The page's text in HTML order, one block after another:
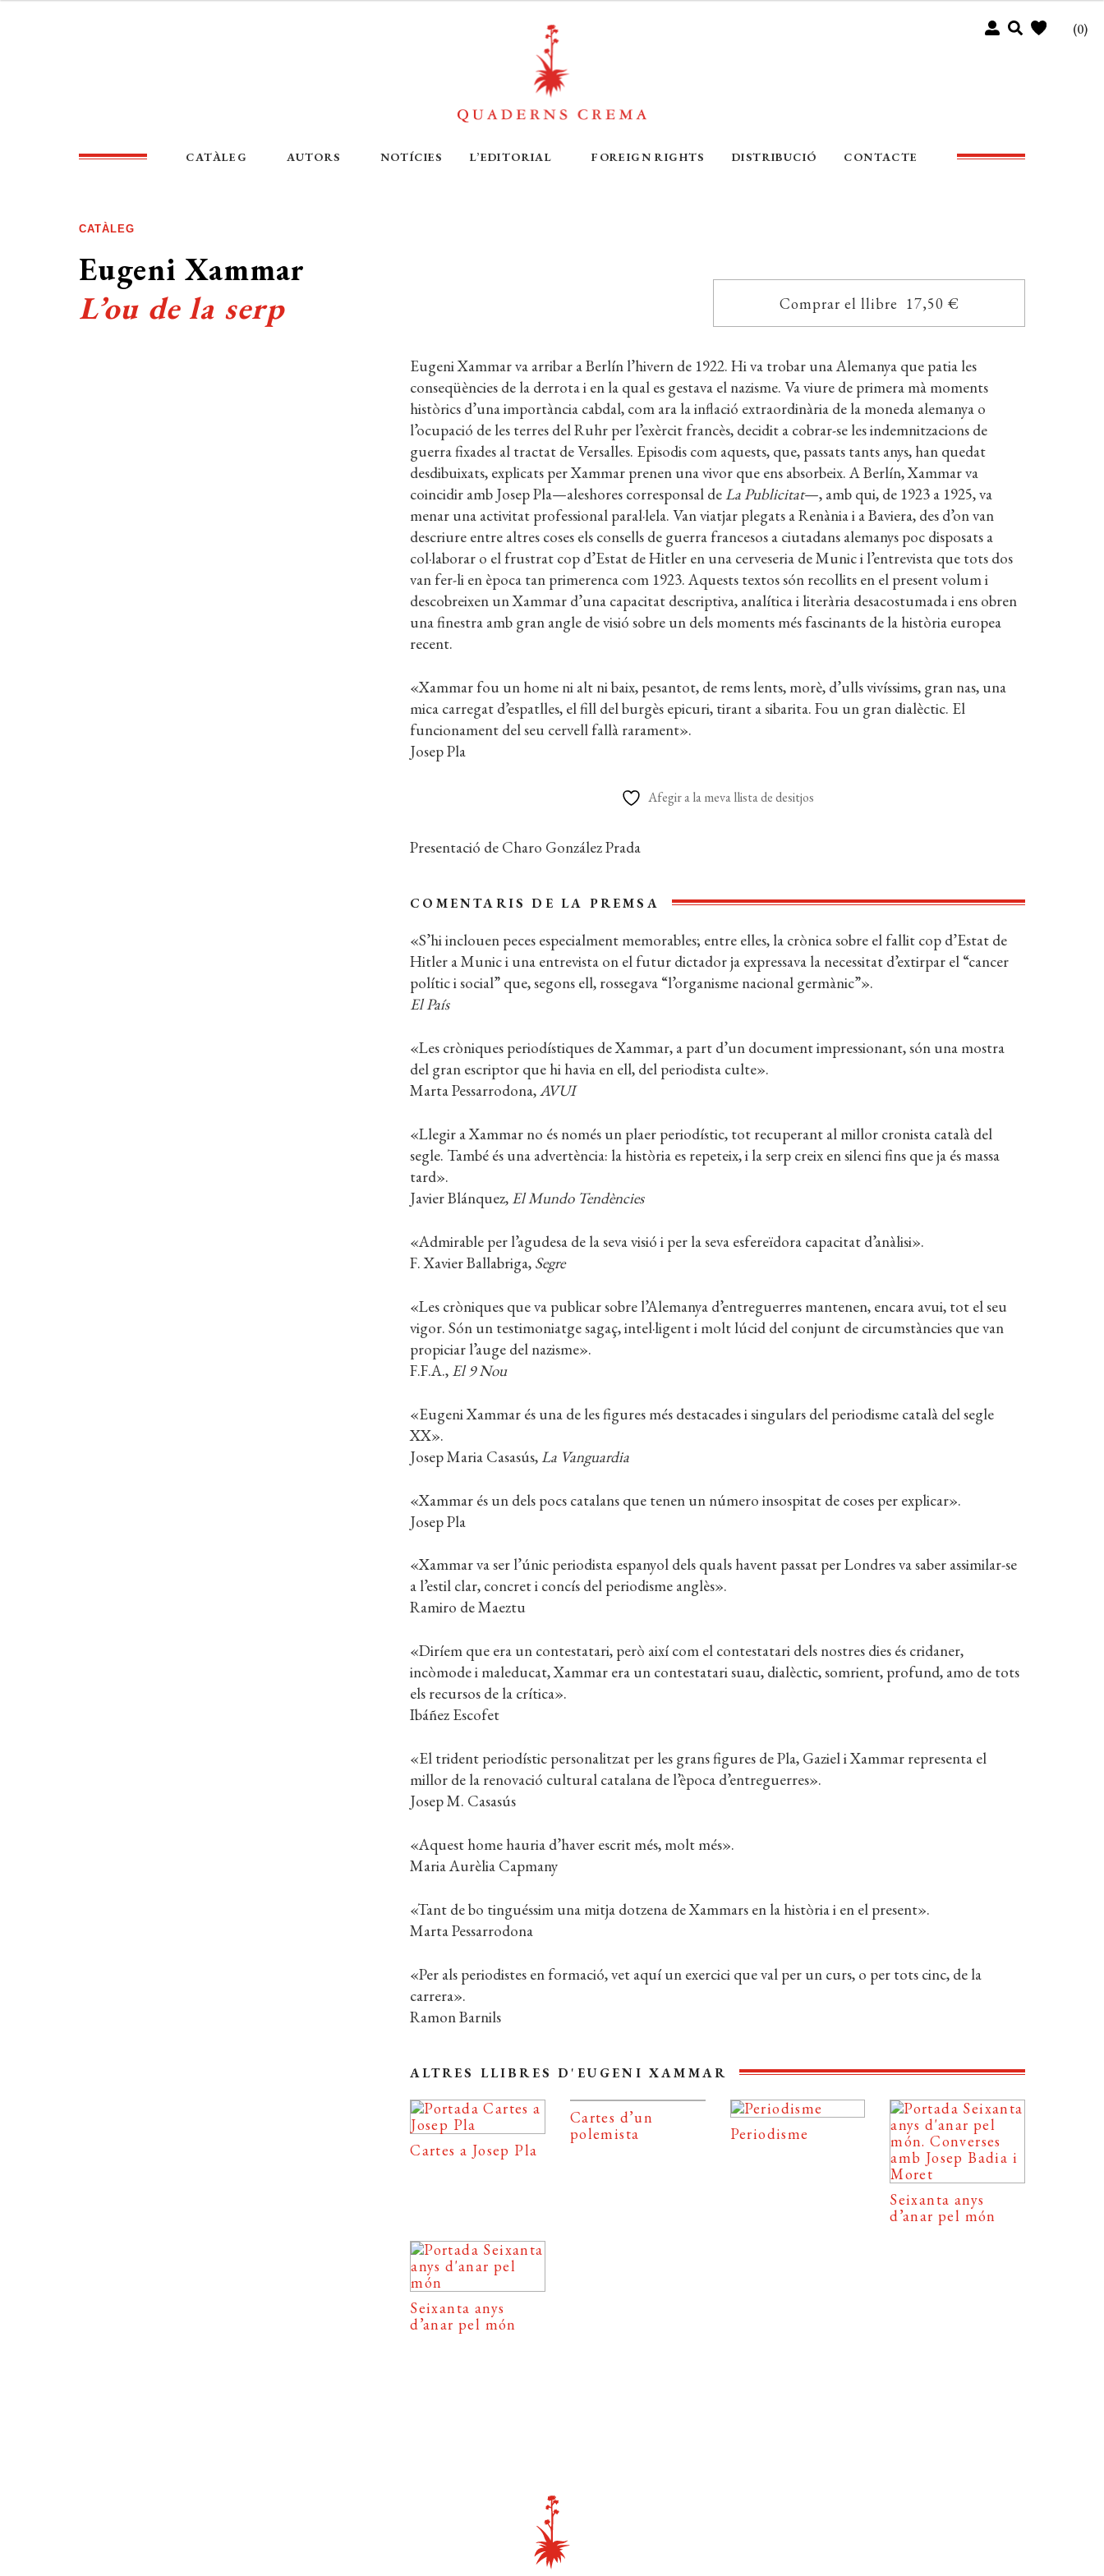
(0)
CATÀLEG AUTORS NOTÍCIES L’EDITORIAL FOREIGN RIGHTS DISTRIBUCIÓ CONTACTE
CATÀLEG
Eugeni Xammar
L’ou de la serp
Comprar el llibre 17,50 €
Eugeni Xammar va arribar a Berlín l’hivern de 1922. Hi va trobar una Alemanya que patia les
conseqüències de la derrota i en la qual es gestava el nazisme. Va viure de primera mà moments
històrics d’una importància cabdal, com ara la inflació extraordinària de la moneda alemanya o
l’ocupació de les terres del Ruhr per l’exèrcit francès, decidit a cobrar-se les indemnitzacions de
guerra fixades al tractat de Versalles. Episodis com aquests, que, passats tants anys, han quedat
desdibuixats, explicats per Xammar prenen una vivor que ens absorbeix. A Berlín, Xammar va
coincidir amb Josep Pla—aleshores corresponsal deLa Publicitat—, amb qui, de 1923 a 1925, va
menar una activitat professional paral·lela. Van viatjar plegats a Renània i a Baviera, des d’on van
descriure entre altres coses els consells de guerra francesos a ciutadans alemanys poc disposats a
col·laborar o el frustrat cop d’Estat de Hitler en una cerveseria de Munic i l’entrevista que tots dos
van fer-li en època tan primerenca com 1923. Aquests textos són recollits en el present volum i
descobreixen un Xammar d’una capacitat descriptiva, analítica i literària desacostumada i ens obren
una finestra amb gran angle de visió sobre un dels moments més fascinants de la història europea
recent.
«Xammar fou un home ni alt ni baix, pesantot, de rems lents, morè, d’ulls vivíssims, gran nas, una
mica carregat d’espatlles, el fill del burgès epicuri, tirant a sibarita. Fou un gran dialèctic. El
funcionament del seu cervell fallà rarament».
Josep Pla
Afegir a la meva llista de desitjos
Presentació de Charo González Prada
COMENTARIS DE LA PREMSA
«S’hi inclouen peces especialment memorables; entre elles, la crònica sobre el fallit cop d’Estat de
Hitler a Munic i una entrevista on el futur dictador ja expressava la necessitat d’extirpar el “cancer
polític i social” que, segons ell, rossegava “l’organisme nacional germànic”».
El País
«Les cròniques periodístiques de Xammar, a part d’un document impressionant, són una mostra
del gran escriptor que hi havia en ell, del periodista culte».
Marta Pessarrodona,AVUI
«Llegir a Xammar no és només un plaer periodístic, tot recuperant al millor cronista català del
segle. També és una advertència: la història es repeteix, i la serp creix en silenci fins que ja és massa
tard».
Javier Blánquez, El Mundo Tendències
«Admirable per l’agudesa de la seva visió i per la seva esfereïdora capacitat d’anàlisi».
F. Xavier Ballabriga, Segre
«Les cròniques que va publicar sobre l’Alemanya d’entreguerres mantenen, encara avui, tot el seu
vigor. Són un testimoniatge sagaç, intel·ligent i molt lúcid del conjunt de circumstàncies que van
propiciar l’auge del nazisme».
F.F.A., El 9 Nou
«Eugeni Xammar és una de les figures més destacades i singulars del periodisme català del segle
XX».
Josep Maria Casasús,La Vanguardia
«Xammar és un dels pocs catalans que tenen un número insospitat de coses per explicar».
Josep Pla
«Xammar va ser l’únic periodista espanyol dels quals havent passat per Londres va saber assimilar-se
a l’estil clar, concret i concís del periodisme anglès».
Ramiro de Maeztu
«Diríem que era un contestatari, però així com el contestatari dels nostres dies és cridaner,
incòmode i maleducat, Xammar era un contestatari suau, dialèctic, somrient, profund, amo de tots
els recursos de la crítica».
Ibáñez Escofet
«El trident periodístic personalitzat per les grans figures de Pla, Gaziel i Xammar representa el
millor de la renovació cultural catalana de l’època d’entreguerres».
Josep M. Casasús
«Aquest home hauria d’haver escrit més, molt més».
Maria Aurèlia Capmany
«Tant de bo tinguéssim una mitja dotzena de Xammars en la història i en el present».
Marta Pessarrodona
«Per als periodistes en formació, vet aquí un exercici que val per un curs, o per tots cinc, de la
carrera».
Ramon Barnils
ALTRES LLIBRES D'EUGENI XAMMAR
Cartes a Josep Pla
Cartes d’un
polemista
Periodisme
Seixanta anys
d’anar pel món
Seixanta anys
d’anar pel món